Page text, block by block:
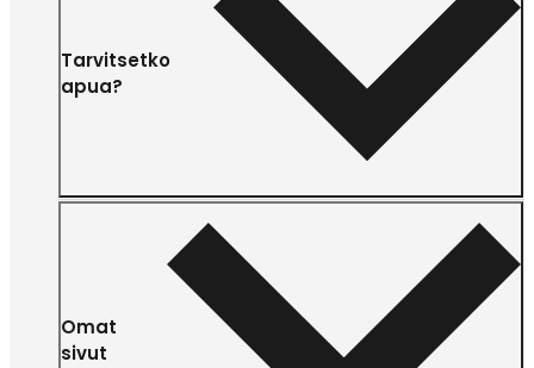
Tarvitsetko
apua?
Omat
sivut